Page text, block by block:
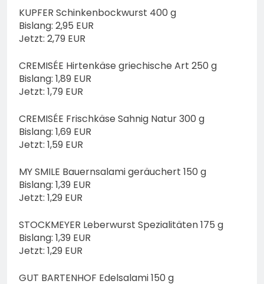
KUPFER Schinkenbockwurst 400 g
Bislang: 2,95 EUR
Jetzt: 2,79 EUR
CREMISÉE Hirtenkäse griechische Art 250 g
Bislang: 1,89 EUR
Jetzt: 1,79 EUR
CREMISÉE Frischkäse Sahnig Natur 300 g
Bislang: 1,69 EUR
Jetzt: 1,59 EUR
MY SMILE Bauernsalami geräuchert 150 g
Bislang: 1,39 EUR
Jetzt: 1,29 EUR
STOCKMEYER Leberwurst Spezialitäten 175 g
Bislang: 1,39 EUR
Jetzt: 1,29 EUR
GUT BARTENHOF Edelsalami 150 g